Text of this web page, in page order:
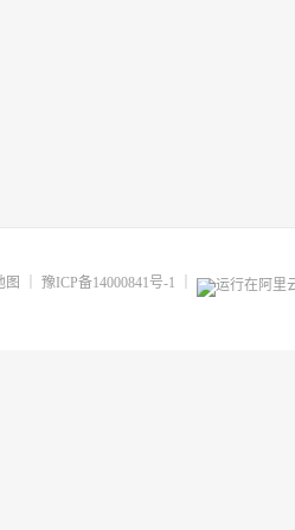
图 豫ICP备14000841号-1